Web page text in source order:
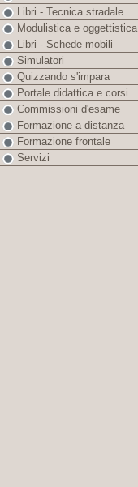
Libri - Tecnica stradale
Modulistica e oggettistica
Libri - Schede mobili
Simulatori
Quizzando s'impara
Portale didattica e corsi
Commissioni d'esame
Formazione a distanza
Formazione frontale
Servizi